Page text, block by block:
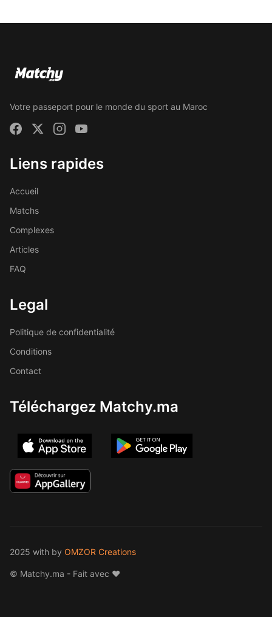
Votre passeport pour le monde du sport au Maroc
Liens rapides
Accueil
Matchs
Complexes
Articles
FAQ
Legal
Politique de confidentialité
Conditions
Contact
Téléchargez Matchy.ma
2025 with by OMZOR Creations
© Matchy.ma - Fait avec ❤️